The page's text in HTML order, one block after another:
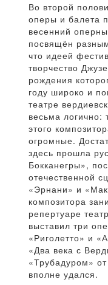
Во второй
оперы и балета
весенний
посвящён
что идеей
творчество
рождения
году широко и
театре
весьма логично:
этого
огромные.
здесь прошла
Бокканегры»,
отечественной
«Эрнани» и
композитора
репертуаре
выставил три
«Риголетто» и
«Два века с
«Трубадуром»
вполне удался.